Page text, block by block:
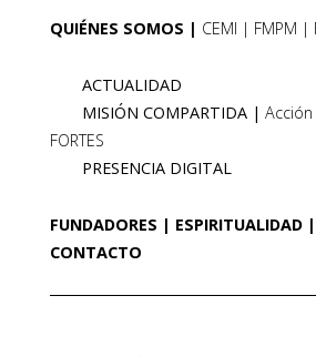
QUIÉNES SOMOS CEMI FMPM
ACTUALIDAD
MISIÓN COMPARTIDA
FORTES
PRESENCIA DIGITAL
FUNDADORES ESPIRITUALIDAD
CONTACTO